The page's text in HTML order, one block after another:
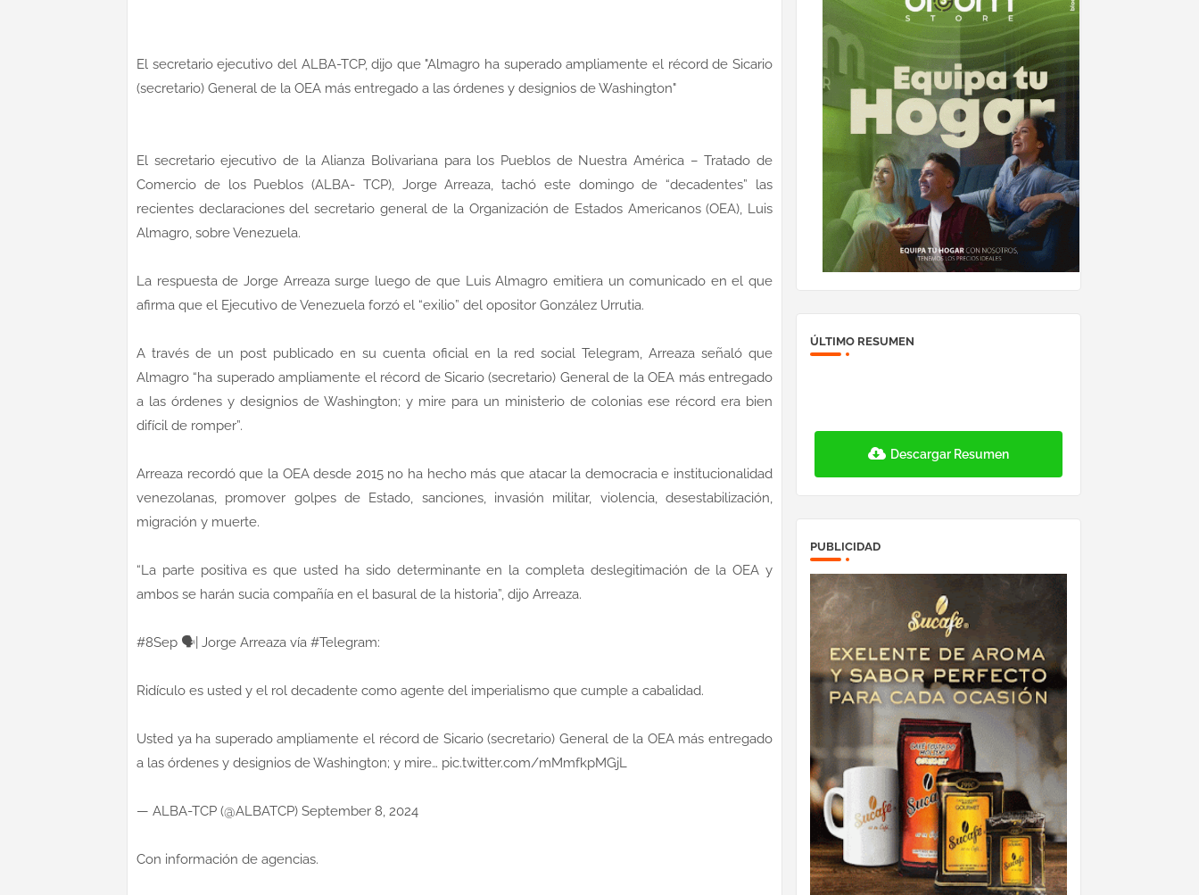
El secretario ejecutivo del ALBA-TCP, dijo que "Almagro ha superado ampliamente el récord de Sicario
(secretario) General de la OEA más entregado a las órdenes y designios de Washington"
El secretario ejecutivo de la Alianza Bolivariana para los Pueblos de Nuestra América – Tratado de
Comercio de los Pueblos (ALBA- TCP), Jorge Arreaza, tachó este domingo de “decadentes” las
recientes declaraciones del secretario general de la Organización de Estados Americanos (OEA), Luis
Almagro, sobre Venezuela.
La respuesta de Jorge Arreaza surge luego de que Luis Almagro emitiera un comunicado en el que
afirma que el Ejecutivo de Venezuela forzó el “exilio” del opositor González Urrutia.
A través de un post publicado en su cuenta oficial en la red social Telegram, Arreaza señaló que
Almagro “ha superado ampliamente el récord de Sicario (secretario) General de la OEA más entregado
a las órdenes y designios de Washington; y mire para un ministerio de colonias ese récord era bien
difícil de romper”.
Arreaza recordó que la OEA desde 2015 no ha hecho más que atacar la democracia e institucionalidad
venezolanas, promover golpes de Estado, sanciones, invasión militar, violencia, desestabilización,
migración y muerte.
“La parte positiva es que usted ha sido determinante en la completa deslegitimación de la OEA y
ambos se harán sucia compañía en el basural de la historia”, dijo Arreaza.
#8Sep 🗣️| Jorge Arreaza vía #Telegram:
Ridículo es usted y el rol decadente como agente del imperialismo que cumple a cabalidad.
Usted ya ha superado ampliamente el récord de Sicario (secretario) General de la OEA más entregado
a las órdenes y designios de Washington; y mire… pic.twitter.com/mMmfkpMGjL
— ALBA-TCP (@ALBATCP) September 8, 2024
Con información de agencias.
ÚLTIMO RESUMEN
Descargar Resumen
PUBLICIDAD